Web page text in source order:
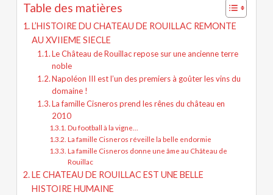
Table des matières
L’HISTOIRE DU CHATEAU DE ROUILLAC REMONTE
AU XVIIEME SIECLE
Le Château de Rouillac repose sur une ancienne terre
noble
Napoléon III est l’un des premiers à goûter les vins du
domaine !
La famille Cisneros prend les rênes du château en
2010
Du football à la vigne…
La famille Cisneros réveille la belle endormie
La famille Cisneros donne une âme au Château de
Rouillac
LE CHATEAU DE ROUILLAC EST UNE BELLE
HISTOIRE HUMAINE